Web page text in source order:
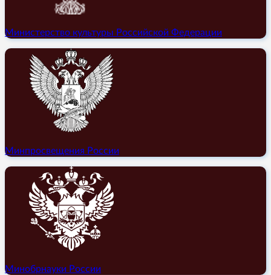
Министерство культуры Российской Федерации
Минпросвещения России
Минобрнауки России